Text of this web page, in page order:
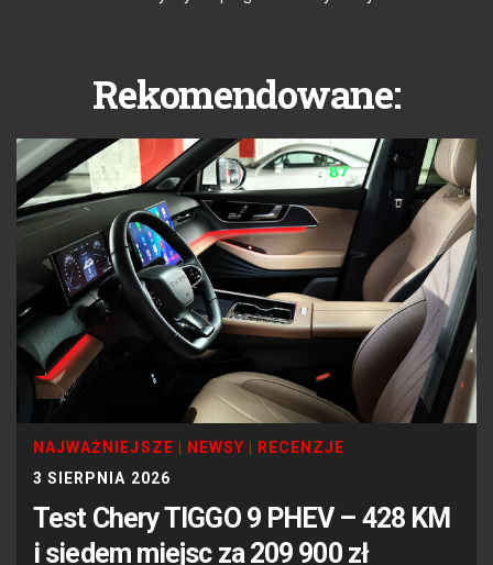
Rekomendowane:
NAJWAŻNIEJSZE NEWSY
RECENZJE
3 SIERPNIA 2026
Test Chery TIGGO 9 PHEV – 428 KM
i siedem miejsc za 209 900 zł